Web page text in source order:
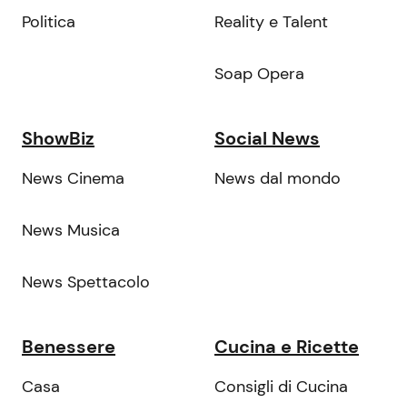
Politica Reality e Talent
Soap Opera
ShowBiz
News Cinema
News Musica
News Spettacolo
Social News
News dal mondo
Benessere
Casa
Cucina e Ricette
Consigli di Cucina